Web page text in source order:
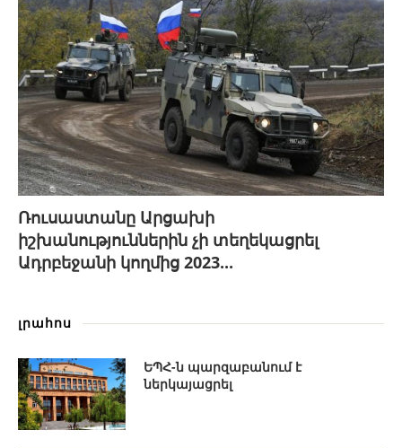
Ռուսաստանը Արցախի
իշխանություններին չի տեղեկացրել
Ադրբեջանի կողմից 2023...
լրահոս
ԵՊՀ-ն պարզաբանում է
ներկայացրել